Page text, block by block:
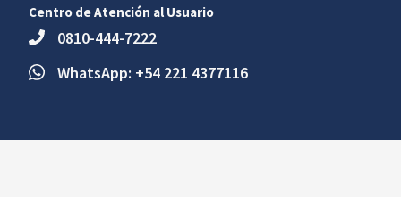
Centro de Atención al Usuario
0810-444-7222
WhatsApp: +54 221 4377116